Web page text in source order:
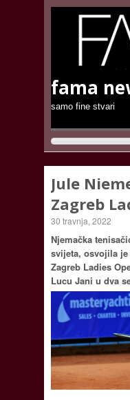
fama
samo fine stvari
Jule
Zagreb
30 travnja, 2022
Njemačka
svijeta, osvojila
Zagreb Ladies
Lucu Jani u dva